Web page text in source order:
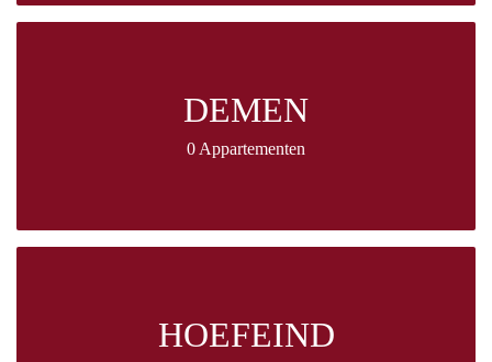
DEMEN
0 Appartementen
HOEFEIND